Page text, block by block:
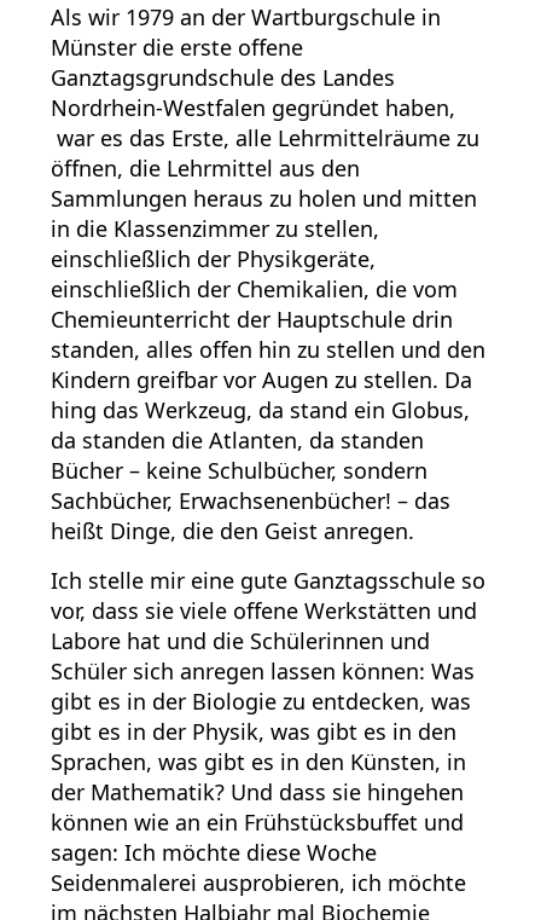
Als wir 1979 an der Wartburgschule in
Münster die erste offene
Ganztagsgrundschule des Landes
Nordrhein-Westfalen gegründet haben,
war es das Erste, alle Lehrmittelräume zu
öffnen, die Lehrmittel aus den
Sammlungen heraus zu holen und mitten
in die Klassenzimmer zu stellen,
einschließlich der Physikgeräte,
einschließlich der Chemikalien, die vom
Chemieunterricht der Hauptschule drin
standen, alles offen hin zu stellen und den
Kindern greifbar vor Augen zu stellen. Da
hing das Werkzeug, da stand ein Globus,
da standen die Atlanten, da standen
Bücher – keine Schulbücher, sondern
Sachbücher, Erwachsenenbücher! – das
heißt Dinge, die den Geist anregen.
Ich stelle mir eine gute Ganztagsschule so
vor, dass sie viele offene Werkstätten und
Labore hat und die Schülerinnen und
Schüler sich anregen lassen können: Was
gibt es in der Biologie zu entdecken, was
gibt es in der Physik, was gibt es in den
Sprachen, was gibt es in den Künsten, in
der Mathematik? Und dass sie hingehen
können wie an ein Frühstücksbuffet und
sagen: Ich möchte diese Woche
Seidenmalerei ausprobieren, ich möchte
im nächsten Halbjahr mal Biochemie